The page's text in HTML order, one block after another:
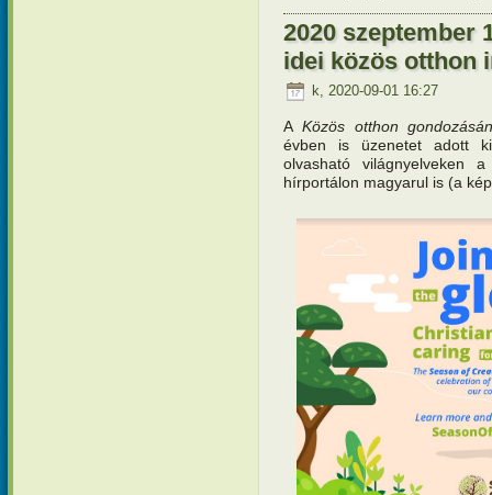
2020 szeptember
idei közös otthon
k, 2020-09-01 16:27
A Közös otthon
évben is üzenetet adott
olvasható világnyelveken
hírportálon magyarul is (a